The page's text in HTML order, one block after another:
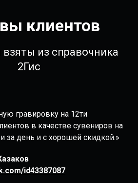
клиентов
из справочника
2Гис
гравировку на 12ти
в качестве сувениров на
за день и с хорошей скидкой.»
id43387087